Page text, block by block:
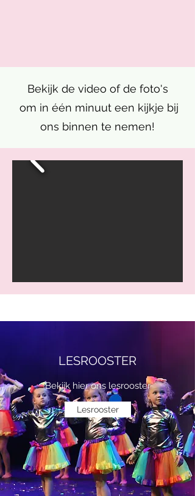
Bekijk de video of de foto's
om in één minuut een kijkje bij
ons binnen te nemen!
LESROOSTER
Bekijk hier ons lesrooster
Lesrooster